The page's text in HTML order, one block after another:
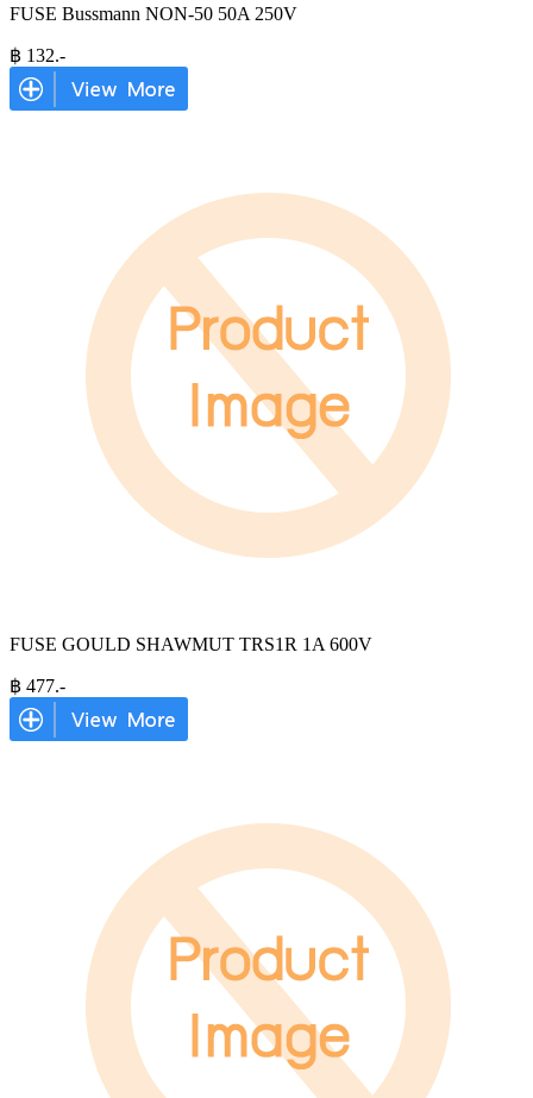
FUSE Bussmann NON-50 50A 250V
฿ 132.-
FUSE GOULD SHAWMUT TRS1R 1A 600V
฿ 477.-